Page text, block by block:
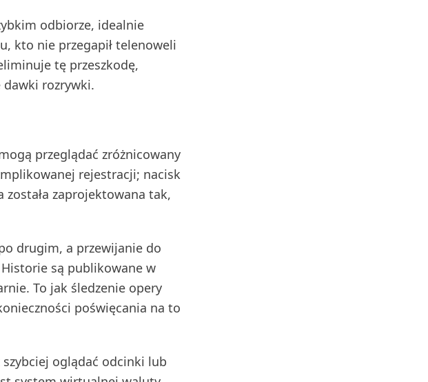
odbiorze, idealnie
kto nie przegapił telenoweli
tę przeszkodę,
dawki rozrywki.
przeglądać zróżnicowany
rejestracji; nacisk
zaprojektowana tak,
drugim, a przewijanie do
są publikowane w
To jak śledzenie opery
poświęcania na to
szybciej oglądać odcinki lub